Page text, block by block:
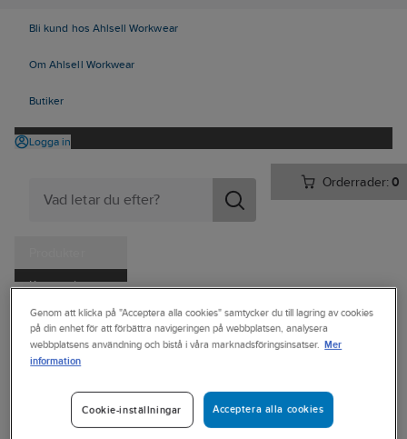
Bli kund hos Ahlsell Workwear
Om Ahlsell Workwear
Butiker
Logga in
Orderrader:0
Kampanjer
Tjänster
Kataloger
Ahlsell Produkter Arbetsplats Förvaring
Väskor och lådor
Övriga väskor och bagar
Väska
Haglöfs
Genom att klicka på "Acceptera alla cookies" samtycker du till lagring av cookies
på din enhet för att förbättra navigeringen på webbplatsen, analysera
webbplatsens användning och bistå i våra marknadsföringsinsatser. Mer
information
Acceptera alla cookies
Cookie-inställningar